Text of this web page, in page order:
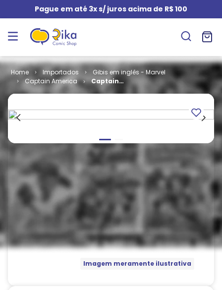
Pague em até 3x s/ juros acima de R$ 100
Importados
Gibis em inglês - Marvel
Captain America
Captain
America -
Imagem meramente ilustrativa